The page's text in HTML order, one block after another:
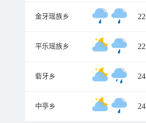
金牙瑶族乡 22
平乐瑶族乡 22
砦牙乡 24
中亭乡 24